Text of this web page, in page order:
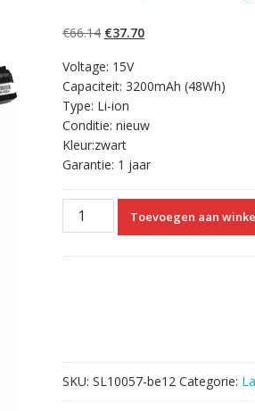
gebaseerd op
klantbeoordelin
€66.14 Oorspronkelijke
was:
€66.14.
€37.70Huidige
€37.70.
Voltage: 15V
Capaciteit: 3200mAh (48Wh)
Type: Li-ion
Conditie: nieuw
Kleur:zwart
Garantie: 1 jaar
Originele
laptop
Toevoegen aan
SKU: SL10057-be12 Categorie: